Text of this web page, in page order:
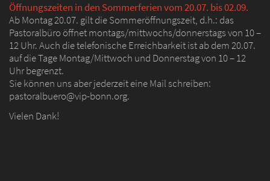
Öffnungszeiten in den Sommerferien vom 20.07. bis 02.09.
Ab Montag 20.07. gilt die Sommeröffnungszeit, d.h.: das
Pastoralbüro öffnet montags/mittwochs/donnerstags von 10 –
12 Uhr. Auch die telefonische Erreichbarkeit ist ab dem 20.07.
auf die Tage Montag/Mittwoch und Donnerstag von 10 – 12
Uhr begrenzt.
Sie können uns aber jederzeit eine Mail schreiben:
pastoralbuero@vip-bonn.org.
Vielen Dank!